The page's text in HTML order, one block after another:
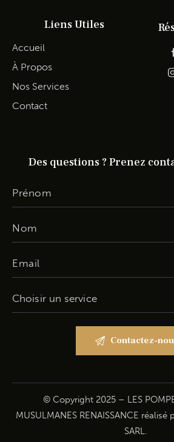
Liens Utiles
Accueil
À Propos
Nos Services
Contact
Des questions ?Prenez
© Copyright 2025 – LES
MUSULMANES RENAISSANCE réalisé
SARL.